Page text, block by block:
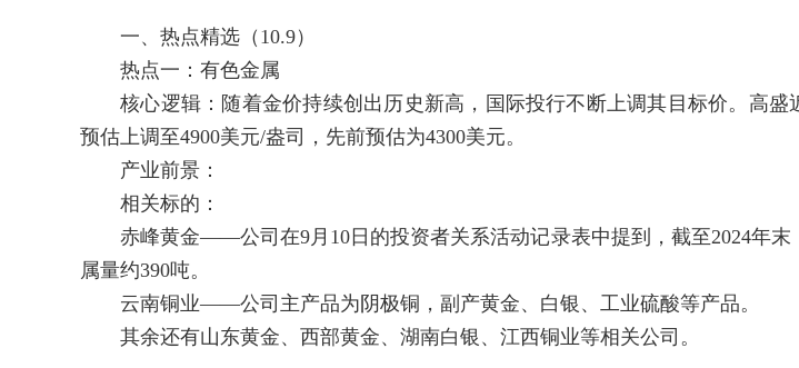
一、热点精选（10.9）
热点一：有色金属
核心逻辑：随着金价持续创出历史新高，国际投行不断上调其目标价。高盛
预估上调至4900美元/盎司，先前预估为4300美元。
产业前景：
相关标的：
赤峰黄金——公司在9月10日的投资者关系活动记录表中提到，截至2024年末
属量约390吨。
云南铜业——公司主产品为阴极铜，副产黄金、白银、工业硫酸等产品。
其余还有山东黄金、西部黄金、湖南白银、江西铜业等相关公司。